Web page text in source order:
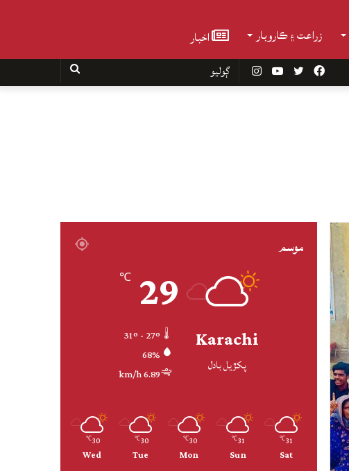
زراعت ۽ ڪاروبار اخبار
InstagramYouTube Twitter
Facebook
موسم
Karachi
پکڙيل بادل
29
℃
68%
6.89 km/h
31
℃
Sat
31
℃
Sun
30
℃
Mon
30
℃
Tue
30
℃
Wed